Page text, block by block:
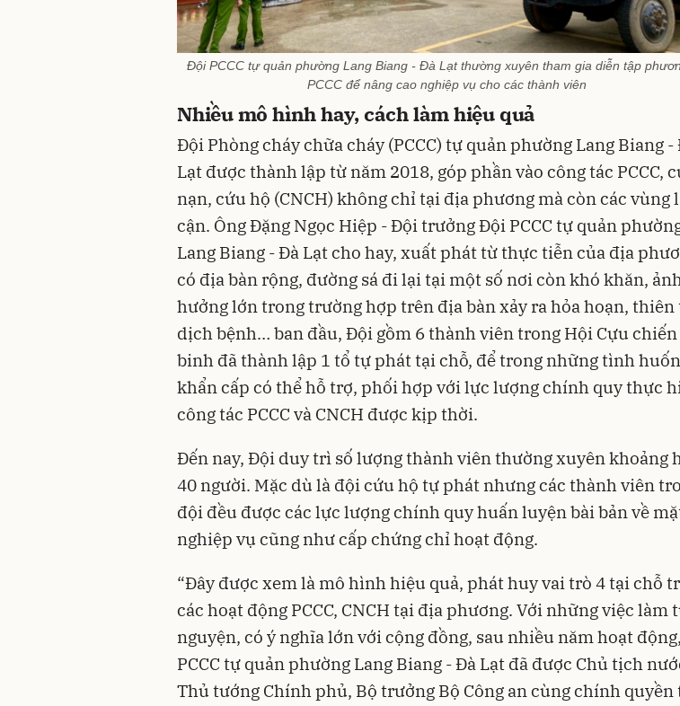
Đội PCCC tự quản phường Lang Biang - Đà Lạt thường xuyên tham gia diễn tập
PCCC để nâng cao nghiệp vụ cho các thành viên
Nhiều mô hình hay, cách làm hiệu quả
Đội Phòng cháy chữa cháy (PCCC) tự quản phường Lang Biang -
Lạt được thành lập từ năm 2018, góp phần vào công tác PCCC,
nạn, cứu hộ (CNCH) không chỉ tại địa phương mà còn các vùng
cận. Ông Đặng Ngọc Hiệp - Đội trưởng Đội PCCC tự quản
Lang Biang - Đà Lạt cho hay, xuất phát từ thực tiễn của địa
có địa bàn rộng, đường sá đi lại tại một số nơi còn khó khăn,
hưởng lớn trong trường hợp trên địa bàn xảy ra hỏa hoạn, thiên
dịch bệnh… ban đầu, Đội gồm 6 thành viên trong Hội Cựu chiến
binh đã thành lập 1 tổ tự phát tại chỗ, để trong những tình
khẩn cấp có thể hỗ trợ, phối hợp với lực lượng chính quy thực
công tác PCCC và CNCH được kịp thời.
Đến nay, Đội duy trì số lượng thành viên thường xuyên khoảng
40 người. Mặc dù là đội cứu hộ tự phát nhưng các thành viên
đội đều được các lực lượng chính quy huấn luyện bài bản về
nghiệp vụ cũng như cấp chứng chỉ hoạt động.
“Đây được xem là mô hình hiệu quả, phát huy vai trò 4 tại chỗ
các hoạt động PCCC, CNCH tại địa phương. Với những việc làm
nguyện, có ý nghĩa lớn với cộng đồng, sau nhiều năm hoạt
PCCC tự quản phường Lang Biang - Đà Lạt đã được Chủ tịch
Thủ tướng Chính phủ, Bộ trưởng Bộ Công an cùng chính